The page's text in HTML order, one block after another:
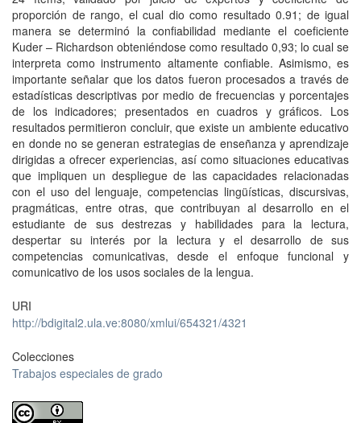
proporción de rango, el cual dio como resultado 0.91; de igual
manera se determinó la confiabilidad mediante el coeficiente
Kuder – Richardson obteniéndose como resultado 0,93; lo cual se
interpreta como instrumento altamente confiable. Asimismo, es
importante señalar que los datos fueron procesados a través de
estadísticas descriptivas por medio de frecuencias y porcentajes
de los indicadores; presentados en cuadros y gráficos. Los
resultados permitieron concluir, que existe un ambiente educativo
en donde no se generan estrategias de enseñanza y aprendizaje
dirigidas a ofrecer experiencias, así como situaciones educativas
que impliquen un despliegue de las capacidades relacionadas
con el uso del lenguaje, competencias lingüísticas, discursivas,
pragmáticas, entre otras, que contribuyan al desarrollo en el
estudiante de sus destrezas y habilidades para la lectura,
despertar su interés por la lectura y el desarrollo de sus
competencias comunicativas, desde el enfoque funcional y
comunicativo de los usos sociales de la lengua.
URI
http://bdigital2.ula.ve:8080/xmlui/654321/4321
Colecciones
Trabajos especiales de grado